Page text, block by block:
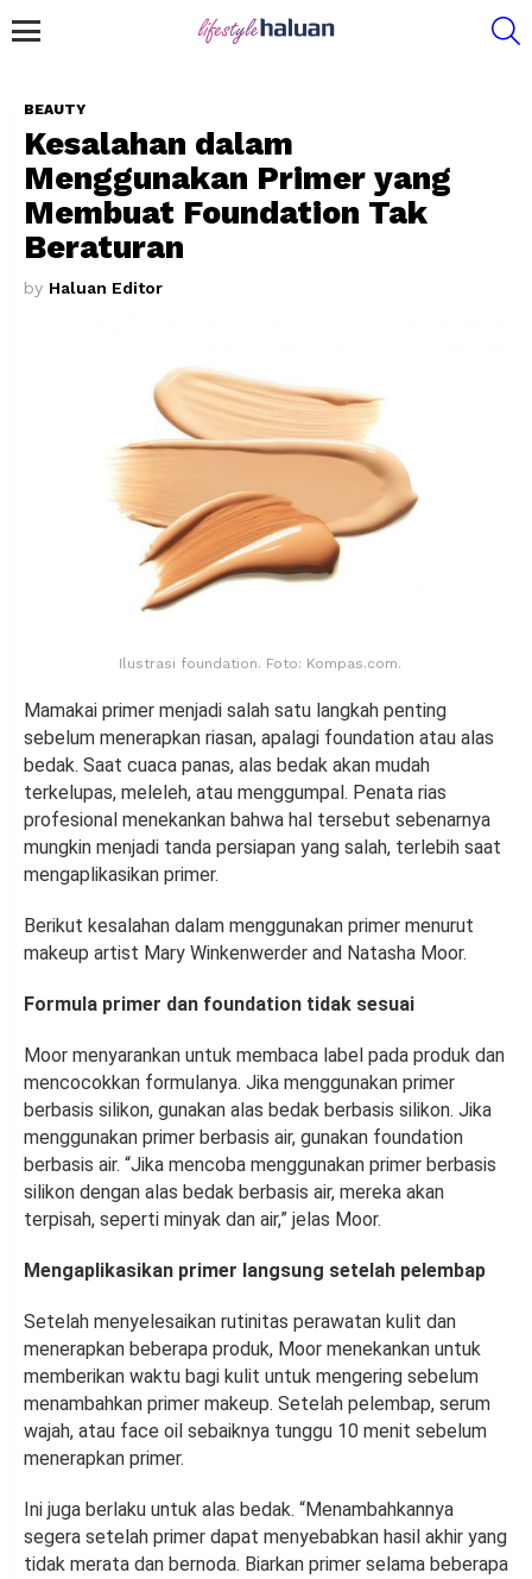
BEAUTY
Kesalahan dalam
Menggunakan Primer yang
Membuat Foundation Tak
Beraturan
by Haluan Editor
Ilustrasi foundation. Foto: Kompas.com.
Mamakai primer menjadi salah satu langkah penting
sebelum menerapkan riasan, apalagi foundation atau alas
bedak. Saat cuaca panas, alas bedak akan mudah
terkelupas, meleleh, atau menggumpal. Penata rias
profesional menekankan bahwa hal tersebut sebenarnya
mungkin menjadi tanda persiapan yang salah, terlebih saat
mengaplikasikan primer.
Berikut kesalahan dalam menggunakan primer menurut
makeup artist Mary Winkenwerder and Natasha Moor.
Formula primer dan foundation tidak sesuai
Moor menyarankan untuk membaca label pada produk dan
mencocokkan formulanya. Jika menggunakan primer
berbasis silikon, gunakan alas bedak berbasis silikon. Jika
menggunakan primer berbasis air, gunakan foundation
berbasis air. “Jika mencoba menggunakan primer berbasis
silikon dengan alas bedak berbasis air, mereka akan
terpisah, seperti minyak dan air,” jelas Moor.
Mengaplikasikan primer langsung setelah pelembap
Setelah menyelesaikan rutinitas perawatan kulit dan
menerapkan beberapa produk, Moor menekankan untuk
memberikan waktu bagi kulit untuk mengering sebelum
menambahkan primer makeup. Setelah pelembap, serum
wajah, atau face oil sebaiknya tunggu 10 menit sebelum
menerapkan primer.
Ini juga berlaku untuk alas bedak. “Menambahkannya
segera setelah primer dapat menyebabkan hasil akhir yang
tidak merata dan bernoda. Biarkan primer selama beberapa